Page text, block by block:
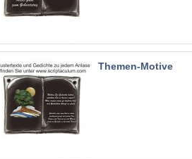
Themen-Motive